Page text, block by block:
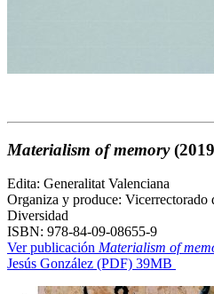
Materialism of memory
Edita: Generalitat Valenciana
Organiza y produce: Vicerrectorado
Diversidad
ISBN: 978-84-09-08655-9
Ver publicación Materialism of
Jesús González (PDF) 39MB